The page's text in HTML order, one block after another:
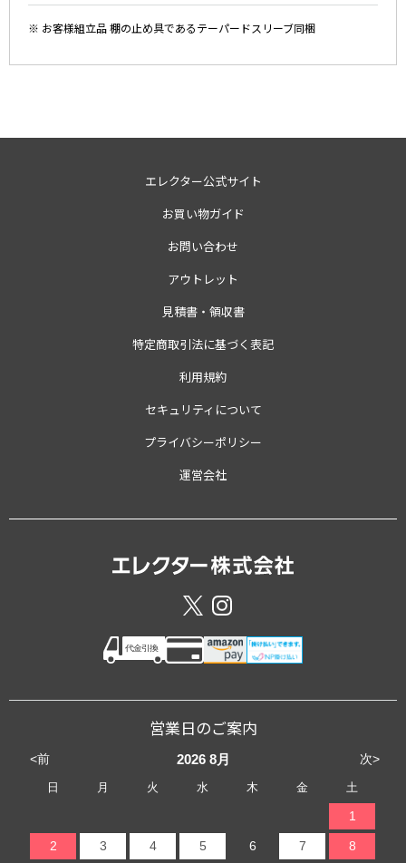
※ お客様組立品 棚の止め具であるテーパードスリーブ同梱
エレクター公式サイト
お買い物ガイド
お問い合わせ
アウトレット
見積書・領収書
特定商取引法に基づく表記
利用規約
セキュリティについて
プライバシーポリシー
運営会社
営業日のご案内
<前 次>
2026 8月
日 月 火 水 木 金 土
1
2 3 4 5 6 7 8